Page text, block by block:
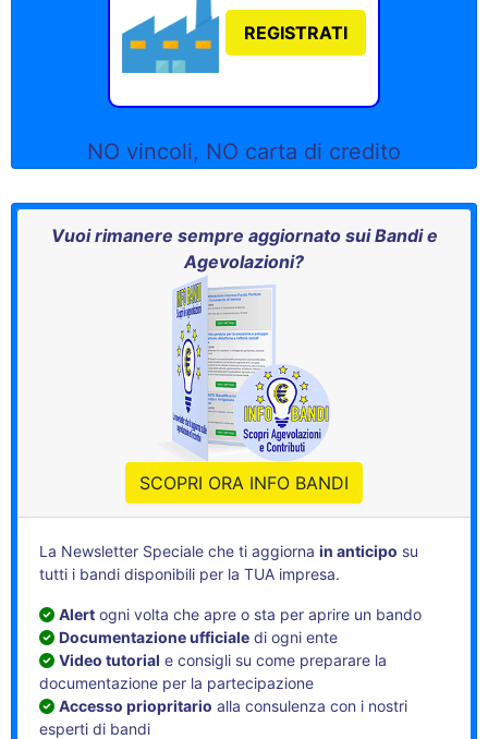
REGISTRATI
NO vincoli, NO carta di credito
Vuoi rimanere sempre aggiornato sui Bandi e
Agevolazioni?
SCOPRI ORA INFO BANDI
La Newsletter Speciale che ti aggiorna in anticipo su
tutti i bandi disponibili per la TUA impresa.
Alert ogni volta che apre o sta per aprire un bando
Documentazione ufficiale di ogni ente
Video tutorial e consigli su come preparare la
documentazione per la partecipazione
Accesso priopritario alla consulenza con i nostri
esperti di bandi